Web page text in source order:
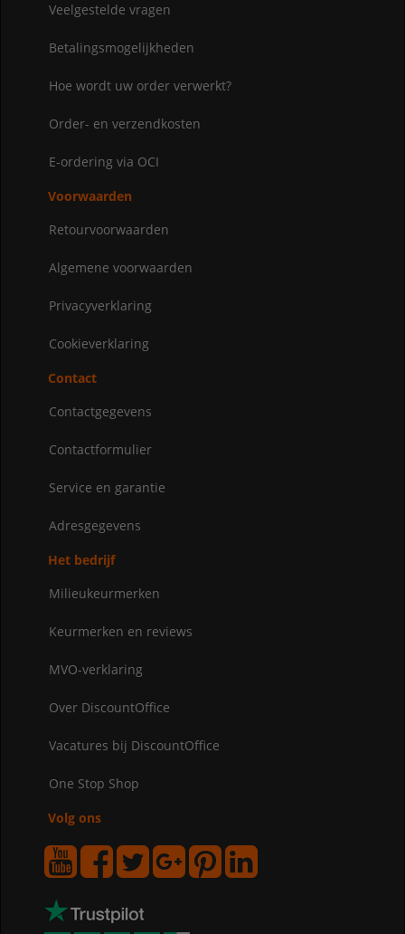
Veelgestelde vragen
Betalingsmogelijkheden
Hoe wordt uw order verwerkt?
Order- en verzendkosten
E-ordering via OCI
Voorwaarden
Retourvoorwaarden
Algemene voorwaarden
Privacyverklaring
Cookieverklaring
Contact
Contactgegevens
Contactformulier
Service en garantie
Adresgegevens
Het bedrijf
Milieukeurmerken
Keurmerken en reviews
MVO-verklaring
Over DiscountOffice
Vacatures bij DiscountOffice
One Stop Shop
Volg ons